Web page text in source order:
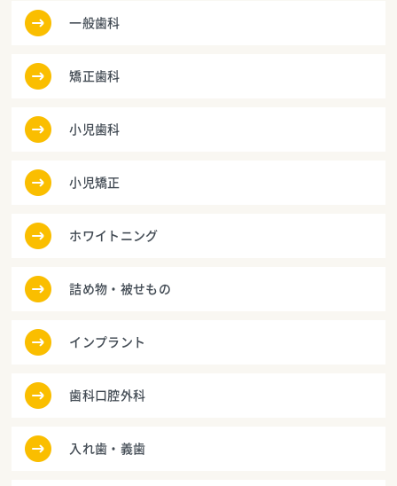
一般歯科
矯正歯科
小児歯科
小児矯正
ホワイトニング
詰め物・被せもの
インプラント
歯科口腔外科
入れ歯・義歯